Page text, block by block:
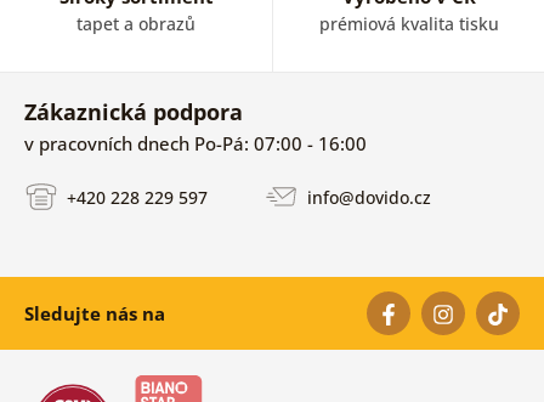
tapet a obrazů prémiová kvalita tisku
Zákaznická podpora
v pracovních dnech Po-Pá: 07:00 - 16:00
+420 228 229 597 info@dovido.cz
Sledujte nás na